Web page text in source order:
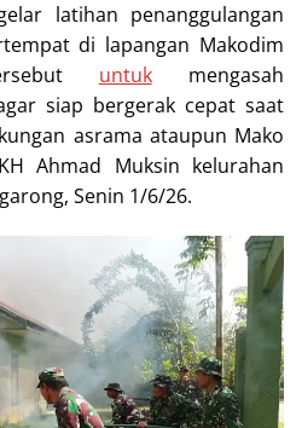
latihan penanggulangan
di lapangan Makodim
untukmengasah
siap bergerak cepat saat
asrama ataupun Mako
Ahmad Muksin kelurahan
Senin 1/6/26.